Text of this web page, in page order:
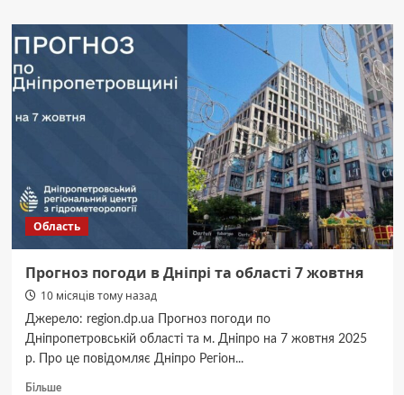
Дніпрі
місцеві
жителі
петицію
відміною
Область
Прогноз погоди в Дніпрі та області 7 жовтня
10 місяців тому назад
Джерело: region.dp.ua Прогноз погоди по
Дніпропетровській області та м. Дніпро на 7 жовтня 2025
р. Про це повідомляє Дніпро Регіон...
БільшеДокладніше